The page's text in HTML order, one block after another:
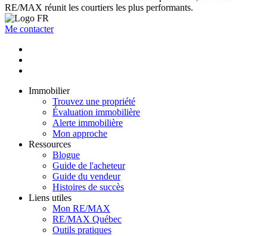
RE/MAX réunit les courtiers les plus performants.
Me contacter
Immobilier
Trouvez une propriété
Évaluation immobilière
Alerte immobilière
Mon approche
Ressources
Blogue
Guide de l'acheteur
Guide du vendeur
Histoires de succès
Liens utiles
Mon RE/MAX
RE/MAX Québec
Outils pratiques